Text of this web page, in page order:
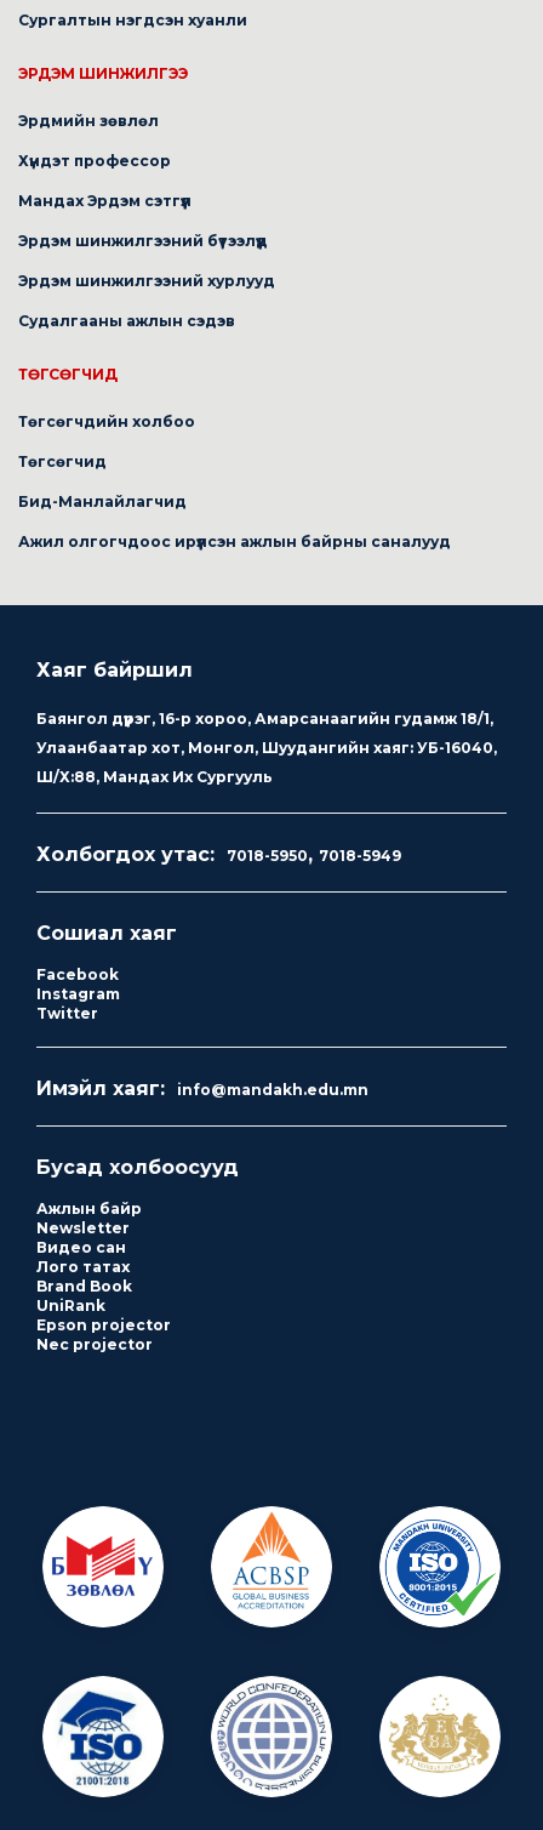
Сургалтын нэгдсэн хуанли
ЭРДЭМ ШИНЖИЛГЭЭ
Эрдмийн зөвлөл
Хүндэт профессор
Мандах Эрдэм сэтгүүл
Эрдэм шинжилгээний бүтээлүүд
Эрдэм шинжилгээний хурлууд
Судалгааны ажлын сэдэв
ТӨГСӨГЧИД
Төгсөгчдийн холбоо
Төгсөгчид
Бид-Манлайлагчид
Ажил олгогчдоос ирүүлсэн ажлын байрны саналууд
Хаяг байршил
Баянгол дүүрэг, 16-р хороо, Амарсанаагийн гудамж 18/1,
Улаанбаатар хот, Монгол, Шуудангийн хаяг: УБ-16040,
Ш/Х:88, Мандах Их Сургууль
Холбогдох утас: 7018-5950, 7018-5949
Сошиал хаяг
Facebook
Instagram
Twitter
Имэйл хаяг: info@mandakh.edu.mn
Бусад холбоосууд
Ажлын байр
Newsletter
Видео сан
Лого татах
Brand Book
UniRank
Epson projector
Nec projector